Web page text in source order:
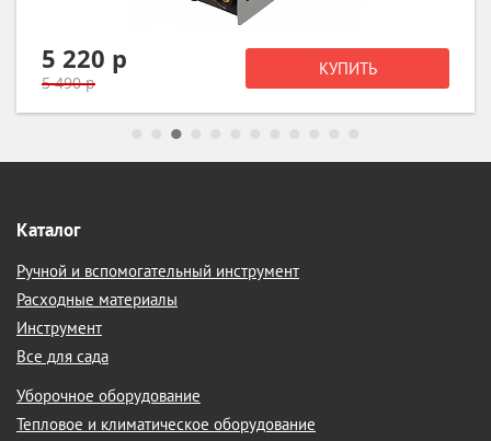
6 640 р
6 990 р
КУПИТЬ
Каталог
Ручной и вспомогательный инструмент
Расходные материалы
Инструмент
Все для сада
Уборочное оборудование
Тепловое и климатическое оборудование